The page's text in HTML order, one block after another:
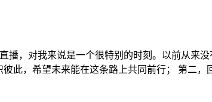
，对我来说是一个很特别的时刻。以前从来
此，希望未来能在这条路上共同前行； 第二，